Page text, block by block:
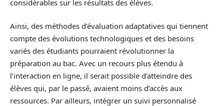
considérables sur les résultats des élèves.
Ainsi, des méthodes d’évaluation adaptatives qui tiennent
compte des évolutions technologiques et des besoins
variés des étudiants pourraient révolutionner la
préparation au bac. Avec un recours plus étendu à
l’interaction en ligne, il serait possible d’atteindre des
élèves qui, par le passé, avaient moins d’accès aux
ressources. Par ailleurs, intégrer un suivi personnalisé